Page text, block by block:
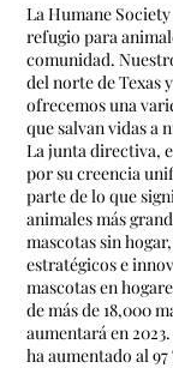
La Humane
refugio para
comunidad.
del norte de Texas
ofrecemos una
que salvan vidas a
La junta directiva,
por su creencia
parte de lo que
animales más
mascotas sin
estratégicos e
mascotas en
de más de 18,000
aumentará en
ha aumentado al 97